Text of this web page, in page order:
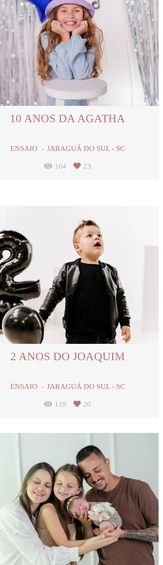
10 ANOS DA AGATHA
ENSAIO JARAGUÁ DO SUL - SC
104 23
2 ANOS DO JOAQUIM
ENSAIO JARAGUÁ DO SUL - SC
119 20